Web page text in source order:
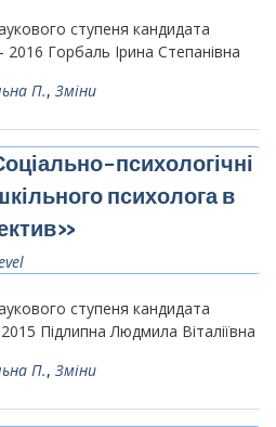
ступеня кандидата
2016 Горбаль Ірина Степанівна
П., Зміни
психологічні
психолога в
ступеня кандидата
Підлипна Людмила Віталіївна
П., Зміни